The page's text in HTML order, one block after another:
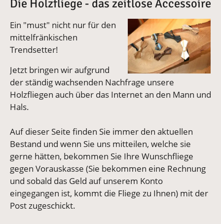
Die Holzfliege - das zeitlose Accessoire
Vergrößerte Version
Ein "must" nicht nur für den
mittelfränkischen
Trendsetter!
Jetzt bringen wir aufgrund
der ständig wachsenden Nachfrage unsere
Holzfliegen auch über das Internet an den Mann und
Hals.
Auf dieser Seite finden Sie immer den aktuellen
Bestand und wenn Sie uns mitteilen, welche sie
gerne hätten, bekommen Sie Ihre Wunschfliege
gegen Vorauskasse (Sie bekommen eine Rechnung
und sobald das Geld auf unserem Konto
eingegangen ist, kommt die Fliege zu Ihnen) mit der
Post zugeschickt.